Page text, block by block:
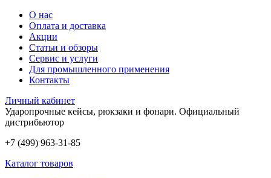
О нас
Оплата и доставка
Акции
Статьи и обзоры
Сервис и услуги
Для промышленного применения
Контакты
Личный кабинет
Ударопрочные кейсы, рюкзаки и фонари. Официальный
дистрибьютор
+7 (499) 963-31-85
Каталог товаров